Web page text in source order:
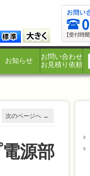
お知らせ
お問い合わせ
お見積り依頼
次のページへ →
源部